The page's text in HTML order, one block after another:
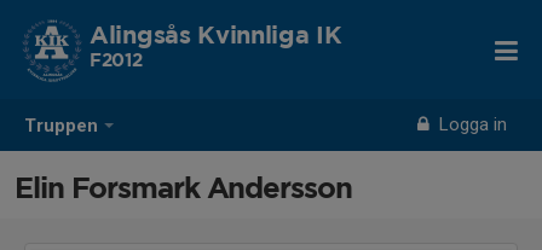
Truppen Logga in
Alingsås Kvinnliga IK
F2012
Elin Forsmark Andersson